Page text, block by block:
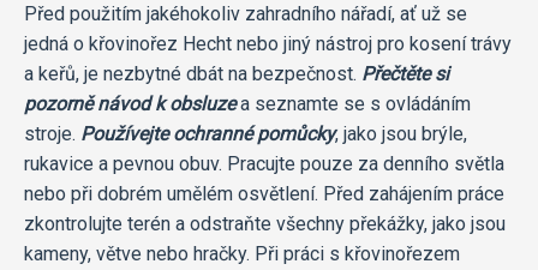
Před použitím jakéhokoliv zahradního nářadí, ať už se
jedná o křovinořez Hecht nebo jiný nástroj pro kosení trávy
a keřů, je nezbytné dbát na bezpečnost. Přečtěte si
pozorně návod k obsluzea seznamte se s ovládáním
stroje. Používejte ochranné pomůcky, jako jsou brýle,
rukavice a pevnou obuv. Pracujte pouze za denního světla
nebo při dobrém umělém osvětlení. Před zahájením práce
zkontrolujte terén a odstraňte všechny překážky, jako jsou
kameny, větve nebo hračky. Při práci s křovinořezem